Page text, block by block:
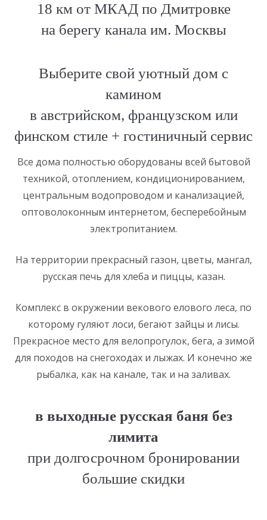
18 км от МКАД по Дмитровке
на берегу канала им. Москвы
Выберите свой уютный дом с
камином
в австрийском, французском или
финском стиле + гостиничный сервис
Все дома полностью оборудованы всей бытовой
техникой, отоплением, кондиционированием,
центральным водопроводом и канализацией,
оптоволоконным интернетом, бесперебойным
электропитанием.
На территории прекрасный газон, цветы, мангал,
русская печь для хлеба и пиццы, казан.
Комплекс в окружении векового елового леса, по
которому гуляют лоси, бегают зайцы и лисы.
Прекрасное место для велопрогулок, бега, а зимой
для походов на снегоходах и лыжах. И конечно же
рыбалка, как на канале, так и на заливах.
в выходные русская баня без
лимита
при долгосрочном бронировании
большие скидки